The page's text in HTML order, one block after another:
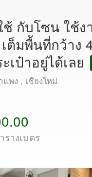
กับโซน ใช้ง
ต็มพื้นที่กว้าง
เป๋าอยู่ได้เลย
พง , เชียงใหม่
รางเมตร